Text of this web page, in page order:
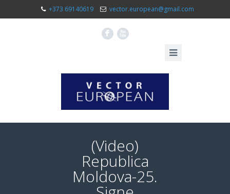
+373 69140619 vector.european@gmail.com
F X
(Video)
Republica
Moldova-25.